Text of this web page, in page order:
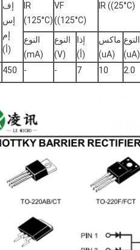
IR ((25°C)
VF
((125°C)
IR
(125°C)
إف
إس
إم
(أ)
النوع
(uA)
ماكس
(uA)
إذا
(أ)
النوع
(V)
النوع
(mA)
2.0
10
7
-
-
450